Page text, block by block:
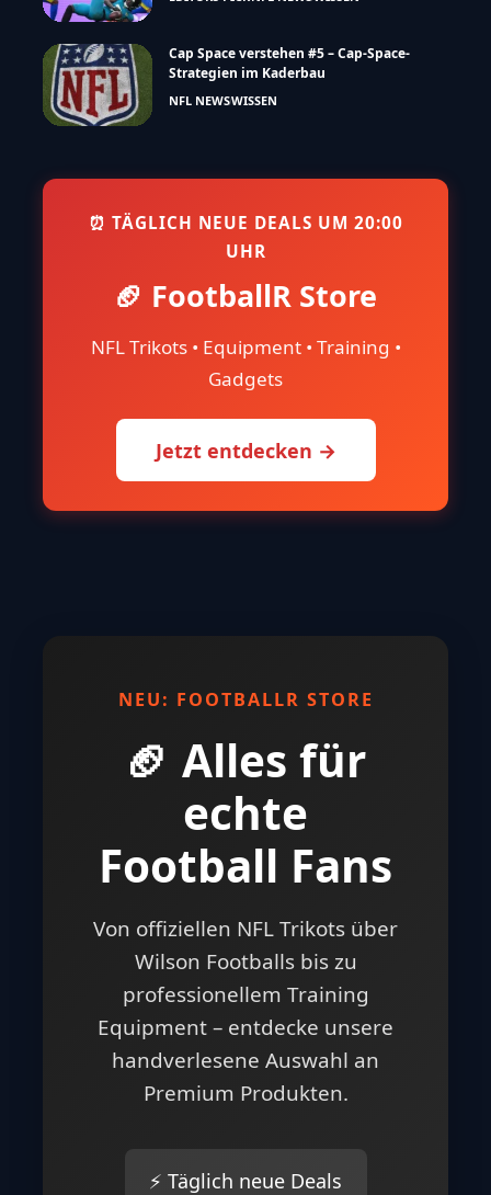
Cap Space verstehen #5 – Cap-Space-
Strategien im Kaderbau
NFL NEWSWISSEN
⏰ TÄGLICH NEUE DEALS UM 20:00
UHR
🏈 FootballR Store
NFL Trikots • Equipment • Training •
Gadgets
Jetzt entdecken →
NEU: FOOTBALLR STORE
🏈 Alles für
echte
Football Fans
Von offiziellen NFL Trikots über
Wilson Footballs bis zu
professionellem Training
Equipment – entdecke unsere
handverlesene Auswahl an
Premium Produkten.
⚡ Täglich neue Deals